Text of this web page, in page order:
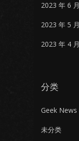
2023 年 6 月
2023 年 5 月
2023 年 4 月
分类
Geek News
未分类